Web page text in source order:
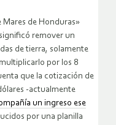
Mares de Honduras»
remover un
de tierra, solamente
por los 8
que la cotización de
-actualmente
un ingreso ese
por una planilla